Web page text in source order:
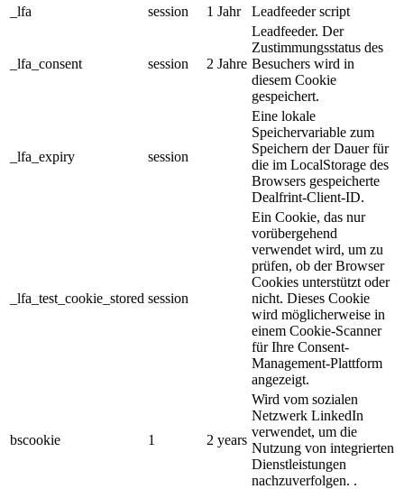
_lfa
session 1 Jahr Leadfeeder script
_lfa_consent session 2 Jahre
Leadfeeder. Der
Zustimmungsstatus des
Besuchers wird in
diesem Cookie
gespeichert.
_lfa_expiry session
Eine lokale
Speichervariable zum
Speichern der Dauer für
die im LocalStorage des
Browsers gespeicherte
Dealfrint-Client-ID.
_lfa_test_cookie_stored session
Ein Cookie, das nur
vorübergehend
verwendet wird, um zu
prüfen, ob der Browser
Cookies unterstützt oder
nicht. Dieses Cookie
wird möglicherweise in
einem Cookie-Scanner
für Ihre Consent-
Management-Plattform
angezeigt.
bscookie 1 2 years
Wird vom sozialen
Netzwerk LinkedIn
verwendet, um die
Nutzung von integrierten
Dienstleistungen
nachzuverfolgen. .